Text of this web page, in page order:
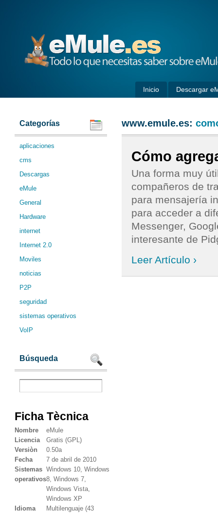
Inicio Descargar
Categorías
aplicaciones
cms
Descargas
eMule
General
Hardware
internet
Internet 2.0
Moviles
noticias
P2P
seguridad
sistemas operativos
VoIP
Búsqueda
Ficha Tècnica
Nombre
eMule
Licencia
Gratis (GPL)
Versiòn
0.50a
Fecha
7 de abril de 2010
Sistemas
operativos
Windows 10, Windows
8, Windows 7,
Windows Vista,
Windows XP
Idioma
Multilenguaje (43
www.emule.es:
Cómo
Una forma muy
compañeros de
para mensajería
para acceder a
Messenger,
interesante de
Leer Artículo ›